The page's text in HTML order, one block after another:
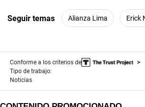
Seguir temas Alianza Lima Erick
Conforme a los criterios de
Tipo de trabajo:
Noticias